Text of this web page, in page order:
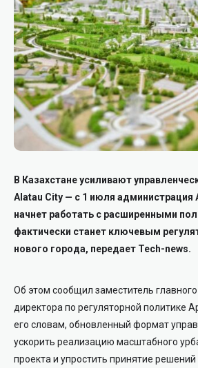
В Казахстане усиливают
Alatau City — с 1 июля администрация
начнет работать с расширенными
фактически станет ключевым
нового города, передает Tech-news.
Об этом сообщил заместитель
директора по регуляторной политике
его словам, обновленный формат
ускорить реализацию масштабного
проекта и упростить принятие решений